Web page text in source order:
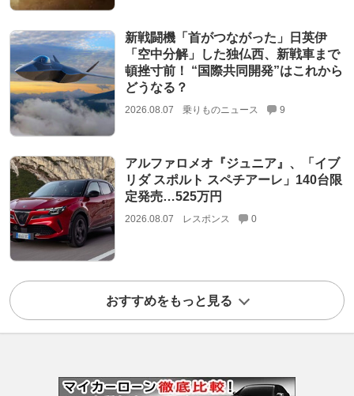
新戦闘機「首がつながった」日英伊
「空中分解」した独仏西、新戦車まで
頓挫寸前！ “国際共同開発”はこれから
どうなる？
2026.08.07 乗りものニュース 9
アルファロメオ『ジュニア』、「イブ
リダ スポルト スペチアーレ」140台限
定発売…525万円
2026.08.07 レスポンス 0
おすすめをもっと見る